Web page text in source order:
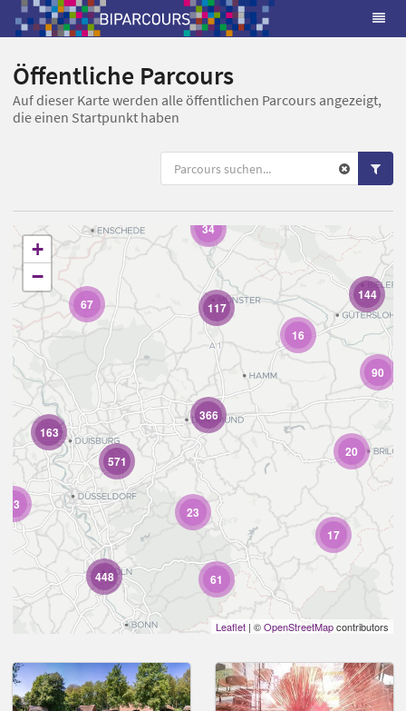
Öffentliche Parcours
Auf dieser Karte werden alle öffentlichen Parcours angezeigt,
die einen Startpunkt haben
26
20
17
23
93
448
163
61
571
16
90
144
34
67 117
366
+
−
Leaflet | ©OpenStreetMapcontributors